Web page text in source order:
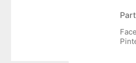
soie
et
or